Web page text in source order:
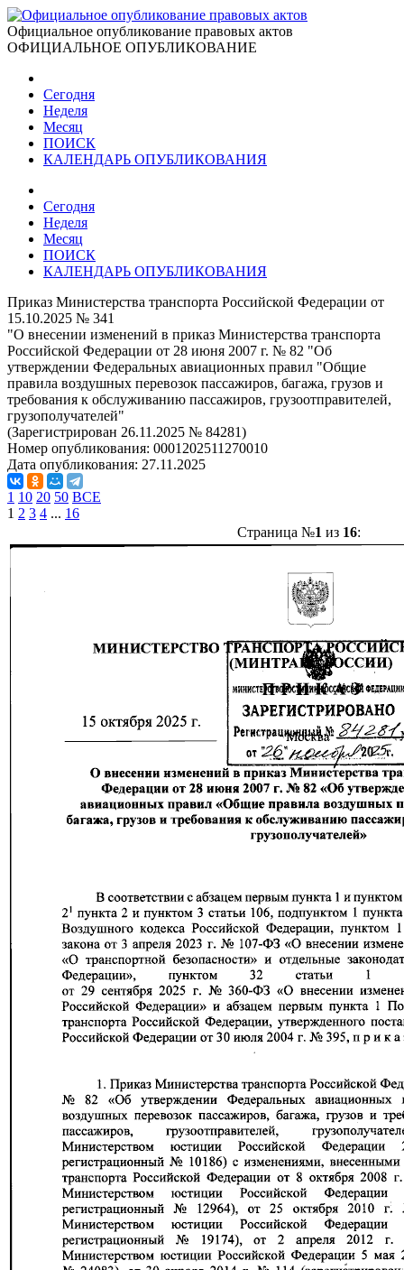
Официальное опубликование правовых актов
ОФИЦИАЛЬНОЕ ОПУБЛИКОВАНИЕ
Сегодня
Неделя
Месяц
ПОИСК
КАЛЕНДАРЬ ОПУБЛИКОВАНИЯ
Сегодня
Неделя
Месяц
ПОИСК
КАЛЕНДАРЬ ОПУБЛИКОВАНИЯ
Приказ Министерства транспорта Российской Федерации от
15.10.2025 № 341
"О внесении изменений в приказ Министерства транспорта
Российской Федерации от 28 июня 2007 г. № 82 "Об
утверждении Федеральных авиационных правил "Общие
правила воздушных перевозок пассажиров, багажа, грузов и
требования к обслуживанию пассажиров, грузоотправителей,
грузополучателей"
(Зарегистрирован 26.11.2025 № 84281)
Номер опубликования: 0001202511270010
Дата опубликования: 27.11.2025
1 10 20 50 ВСЕ
1 2 3 4 ... 16
Страница №1 из 16: